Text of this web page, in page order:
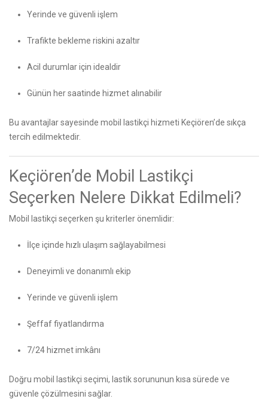
Yerinde ve güvenli işlem
Trafikte bekleme riskini azaltır
Acil durumlar için idealdir
Günün her saatinde hizmet alınabilir
Bu avantajlar sayesinde mobil lastikçi hizmeti Keçiören’de sıkça
tercih edilmektedir.
Keçiören’de Mobil Lastikçi
Seçerken Nelere Dikkat Edilmeli?
Mobil lastikçi seçerken şu kriterler önemlidir:
İlçe içinde hızlı ulaşım sağlayabilmesi
Deneyimli ve donanımlı ekip
Yerinde ve güvenli işlem
Şeffaf fiyatlandırma
7/24 hizmet imkânı
Doğru mobil lastikçi seçimi, lastik sorununun kısa sürede ve
güvenle çözülmesini sağlar.